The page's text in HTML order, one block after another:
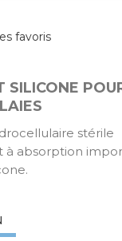
favoris
SILICONE
stérile
à absorption